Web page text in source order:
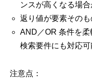
ンスが高くなる場合
返り値が要素そのも
AND／OR 条件を
検索要件にも対応可
注意点：